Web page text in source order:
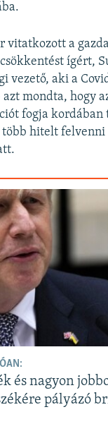
vitatkozott a
ígért,
vezető, aki a
mondta, hogy
fogja kordában
hitelt felvenni
és nagyon
pályázó